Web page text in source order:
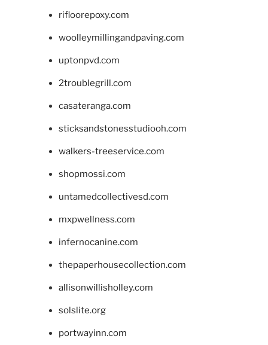
rifloorepoxy.com
woolleymillingandpaving.com
uptonpvd.com
2troublegrill.com
casateranga.com
sticksandstonesstudiooh.com
walkers-treeservice.com
shopmossi.com
untamedcollectivesd.com
mxpwellness.com
infernocanine.com
thepaperhousecollection.com
allisonwillisholley.com
solslite.org
portwayinn.com